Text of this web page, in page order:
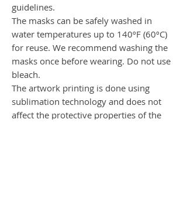
guidelines.
The masks can be safely washed in
water temperatures up to 140ºF (60ºC)
for reuse. We recommend washing the
masks once before wearing. Do not use
bleach.
The artwork printing is done using
sublimation technology and does not
affect the protective properties of the